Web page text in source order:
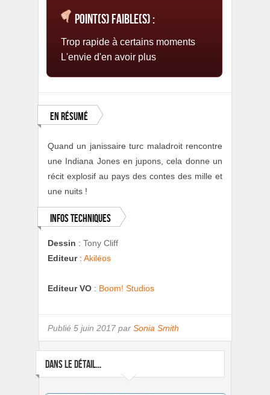
Point(s) faible(s) :
Trop rapide à certains moments
L'envie d'en avoir plus
En résumé
Quand un janissaire turc maladroit rencontre
une Indiana Jones en jupons, cela donne un
récit explosif au pays des contes des mille et
une nuits !
Infos techniques
Dessin : Tony Cliff
Editeur: Akiléos
Editeur VO : Boom! Studios
Publié 5 juin 2017 par Sonia Smith
DANS LE DÉTAIL...